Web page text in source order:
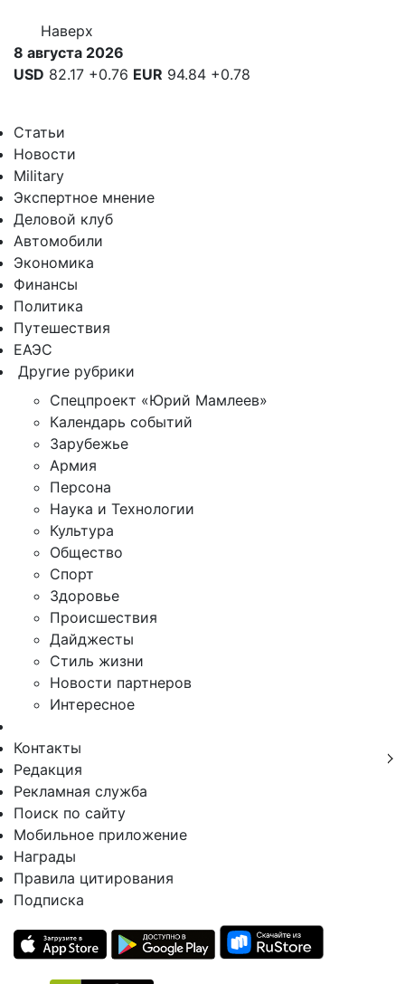
Наверх
8 августа 2026
USD 82.17 +0.76 EUR 94.84 +0.78
Статьи
Новости
Military
Экспертное мнение
Деловой клуб
Автомобили
Экономика
Финансы
Политика
Путешествия
ЕАЭС
Другие рубрики
Спецпроект «Юрий Мамлеев»
Календарь событий
Зарубежье
Армия
Персона
Наука и Технологии
Культура
Общество
Спорт
Здоровье
Происшествия
Дайджесты
Стиль жизни
Новости партнеров
Интересное
Контакты
Редакция
Рекламная служба
Поиск по сайту
Мобильное приложение
Награды
Правила цитирования
Подписка